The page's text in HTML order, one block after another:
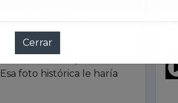
unos segundos y a
estuvieran allí. Para
y 65
foto histórica le haría